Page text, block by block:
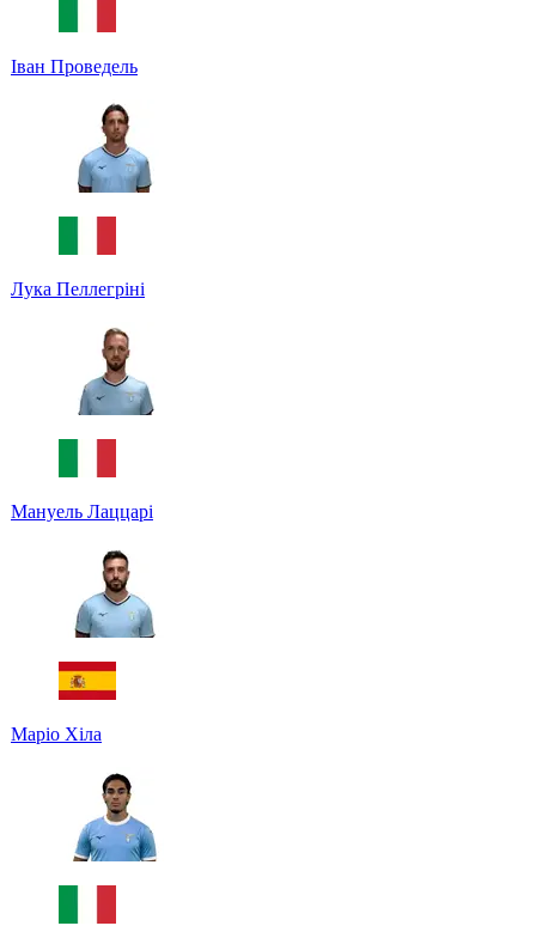
Іван Проведель
Лука Пеллегріні
Мануель Лаццарі
Маріо Хіла